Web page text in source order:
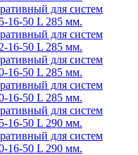
для систем
16-50 L 285 мм.
для систем
16-50 L 285 мм.
для систем
16-50 L 285 мм.
для систем
16-50 L 285 мм.
для систем
16-50 L 290 мм.
для систем
16-50 L 290 мм.